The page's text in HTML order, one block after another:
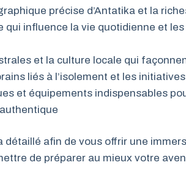
précise d’Antatika et la
qui influence la vie quotidienne et
et la culture locale qui
liés à l’isolement et les
et équipements indispensables
détaillé afin de vous offrir une
de préparer au mieux votre